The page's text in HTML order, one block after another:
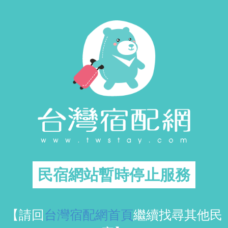
民宿網站暫時停止服務
【請回台灣宿配網首頁繼續找尋其他民